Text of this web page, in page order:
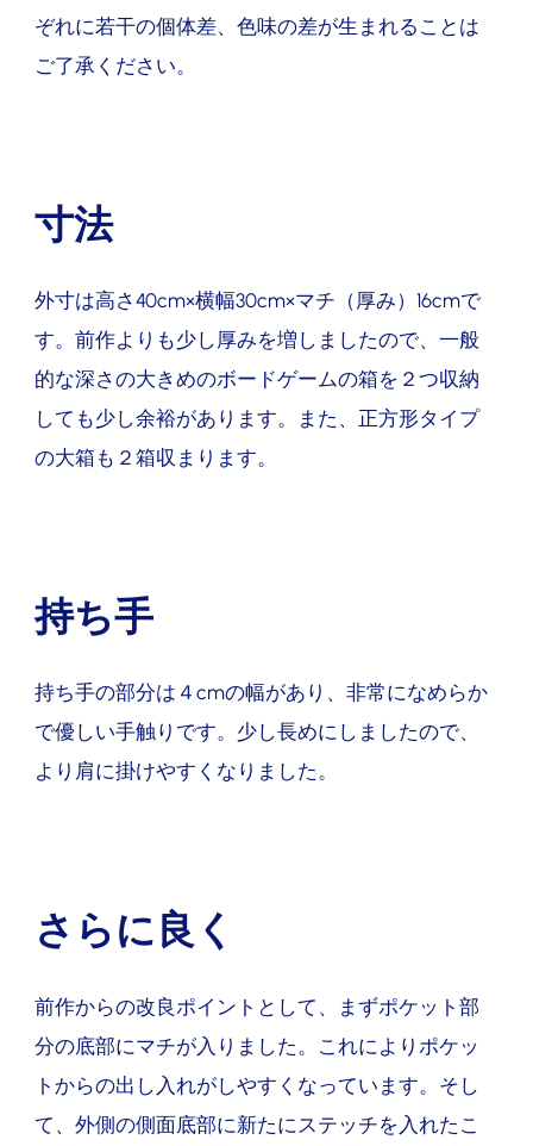
ぞれに若干の個体差、色味の差が生まれることは
ご了承ください。
寸法
外寸は高さ40cm×横幅30cm×マチ（厚み） 16cmで
す。前作よりも少し厚みを増しましたので、一般
的な深さの大きめのボードゲームの箱を２つ収納
しても少し余裕があります。また、正方形タイプ
の大箱も２箱収まります。
持ち手
持ち手の部分は４ cmの幅があり、非常になめらか
で優しい手触りです。少し長めにしましたので、
より肩に掛けやすくなりました。
さらに良く
前作からの改良ポイントとして、まずポケット部
分の底部にマチが入りました。これによりポケッ
トからの出し入れがしやすくなっています。そし
て、外側の側面底部に新たにステッチを入れたこ